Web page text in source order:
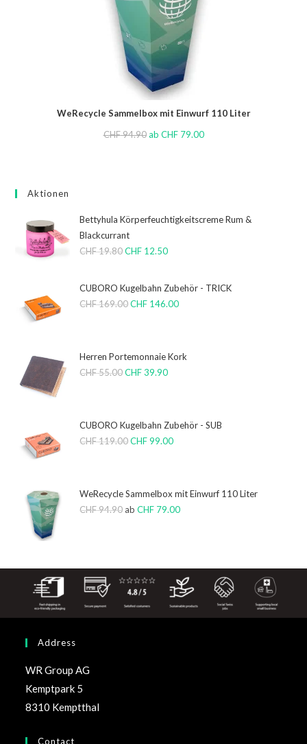
WeRecycle Sammelbox mit Einwurf 110 Liter
CHF94.90 ab CHF79.00
Aktionen
Bettyhula Körperfeuchtigkeitscreme Rum &
Blackcurrant
CHF19.80 CHF 12.50
CUBORO Kugelbahn Zubehör - TRICK
CHF169.00 CHF 146.00
Herren Portemonnaie Kork
CHF55.00 CHF39.90
CUBORO Kugelbahn Zubehör - SUB
CHF119.00 CHF99.00
WeRecycle Sammelbox mit Einwurf 110 Liter
CHF94.90 abCHF 79.00
Address
WR Group AG
Kemptpark 5
8310 Kemptthal
Contact